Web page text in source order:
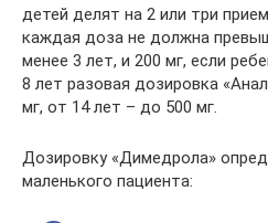
детей делят на 2 или три
каждая доза не должна
менее 3 лет, и 200 мг, если
8 лет разовая дозировка
мг, от 14 лет – до 500 мг.
Дозировку «Димедрола»
маленького пациента: